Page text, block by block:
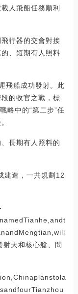
人飛船任務順利
行器的交會對接
、短期有人照料
飛船成功發射。此
的收官之戰，標
略中的“第二步”任
長期有人照料的
建造，一共規劃12
天和核心艙、問